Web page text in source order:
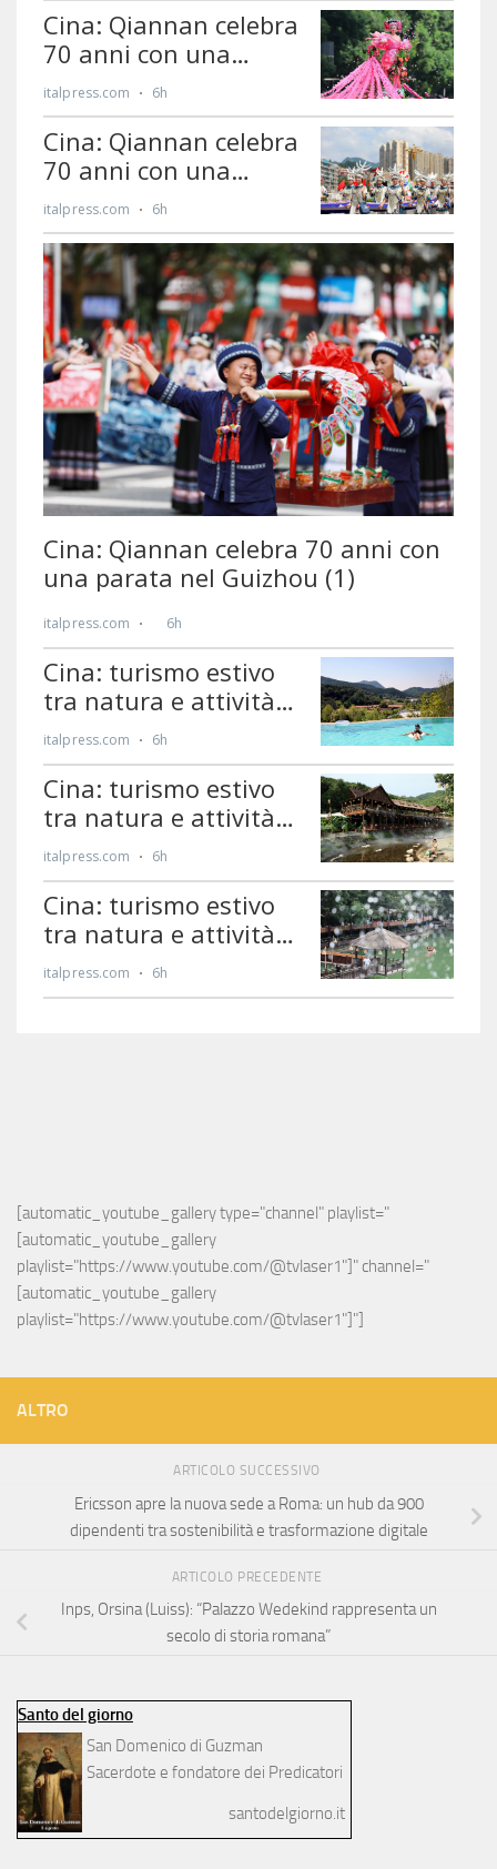
[automatic_youtube_gallery type="channel" playlist="
[automatic_youtube_gallery
playlist="https://www.youtube.com/@tvlaser1"]" channel="
[automatic_youtube_gallery
playlist="https://www.youtube.com/@tvlaser1"]"]
ALTRO
ARTICOLO SUCCESSIVO
Ericsson apre la nuova sede a Roma: un hub da 900
dipendenti tra sostenibilità e trasformazione digitale
ARTICOLO PRECEDENTE
Inps, Orsina (Luiss): “Palazzo Wedekind rappresenta un
secolo di storia romana”
Santo del giorno
San Domenico di Guzman
Sacerdote e fondatore dei Predicatori
santodelgiorno.it